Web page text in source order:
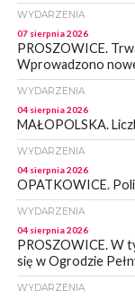
WYDARZENIA
07 sierpnia 2026
PROSZOWICE.
Wprowadzono
WYDARZENIA
04 sierpnia 2026
MAŁOPOLSKA.
WYDARZENIA
04 sierpnia 2026
OPATKOWICE.
WYDARZENIA
04 sierpnia 2026
PROSZOWICE. W
się w Ogrodzie
WYDARZENIA